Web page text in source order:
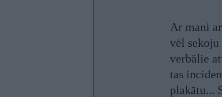
Ar mani
vēl
verbālie
tas
plakātu...